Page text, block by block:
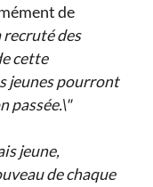
de
recruté des
cette
jeunes pourront
passée.\"
jeune,
de chaque